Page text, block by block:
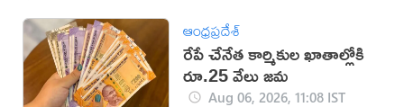
ఆంధ్రప్రదేశ్
రేపే చేనేత కార్మికుల ఖాతాల్లోకి
రూ.25 వేలు జమ
Aug 06, 2026, 11:08 IST